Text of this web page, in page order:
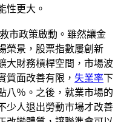
性更大。
市政策啟動。雖然讓金
榮景，股票指數屢創新
大財務槓桿空間，市場波
面改善有限， 失業率下
八％。之後，就業市場的
少人退出勞動市場才改善